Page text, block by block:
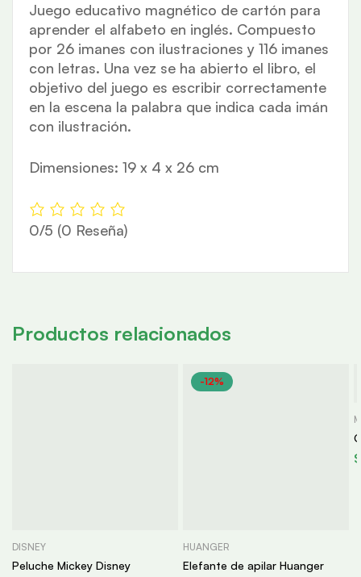
Juego educativo magnético de cartón para
aprender el alfabeto en inglés. Compuesto
por 26 imanes con ilustraciones y 116 imanes
con letras. Una vez se ha abierto el libro, el
objetivo del juego es escribir correctamente
en la escena la palabra que indica cada imán
con ilustración.
Dimensiones: 19 x 4 x 26 cm
0/5 (0 Reseña)
Productos relacionados
DISNEY
Peluche Mickey Disney
-12%
HUANGER
Elefante de apilar Huanger
$